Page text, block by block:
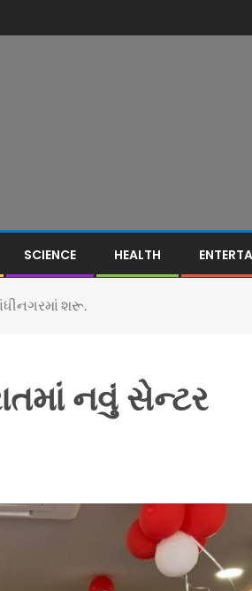
SCIENCE HEALTH
શરૂ.
નવું સેન્ટર